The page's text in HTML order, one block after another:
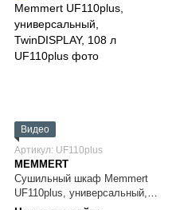
Видео
Артикул: UF110plus
MEMMERT
Сушильный шкаф Memmert
UF110plus, универсальный,
TwinDISPLAY, 108 л